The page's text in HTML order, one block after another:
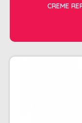
CREME